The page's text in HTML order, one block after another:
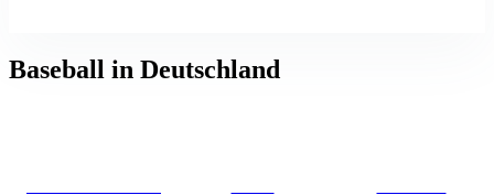
Baseball in Deutschland